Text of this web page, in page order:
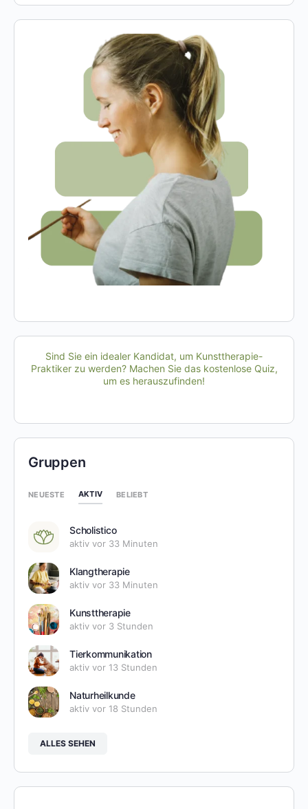
Sind Sie ein idealer Kandidat, um Kunsttherapie-
Praktiker zu werden? Machen Sie das kostenlose Quiz,
um es herauszufinden!
Gruppen
NEUESTE AKTIV BELIEBT
Scholistico
aktiv vor 33 Minuten
Klangtherapie
aktiv vor 33 Minuten
Kunsttherapie
aktiv vor 3 Stunden
Tierkommunikation
aktiv vor 13 Stunden
Naturheilkunde
aktiv vor 18 Stunden
ALLES SEHEN